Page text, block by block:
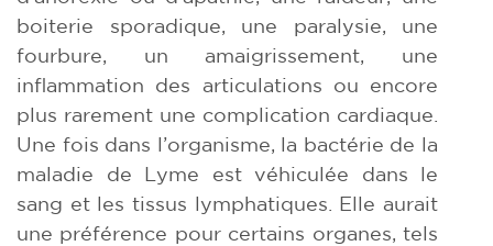
boiterie sporadique, une paralysie, une
fourbure, un amaigrissement, une
inflammation des articulations ou encore
plus rarement une complication cardiaque.
Une fois dans l’organisme, la bactérie de la
maladie de Lyme est véhiculée dans le
sang et les tissus lymphatiques. Elle aurait
une préférence pour certains organes, tels